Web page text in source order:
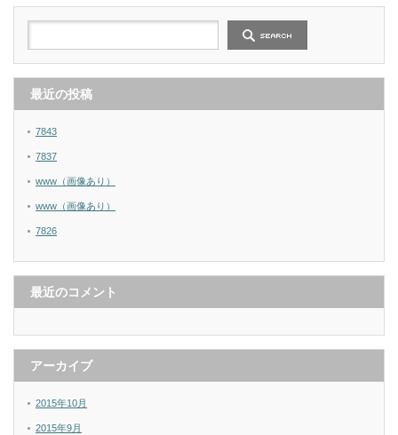
最近の投稿
7843
7837
www（画像あり）
www（画像あり）
7826
最近のコメント
アーカイブ
2015年10月
2015年9月